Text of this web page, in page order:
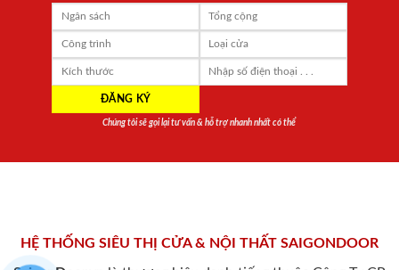
Chúng tôi sẽ gọi lại tư vấn & hỗ trợ nhanh nhất có thể
HỆ THỐNG SIÊU THỊ CỬA & NỘI THẤT SAIGONDOOR